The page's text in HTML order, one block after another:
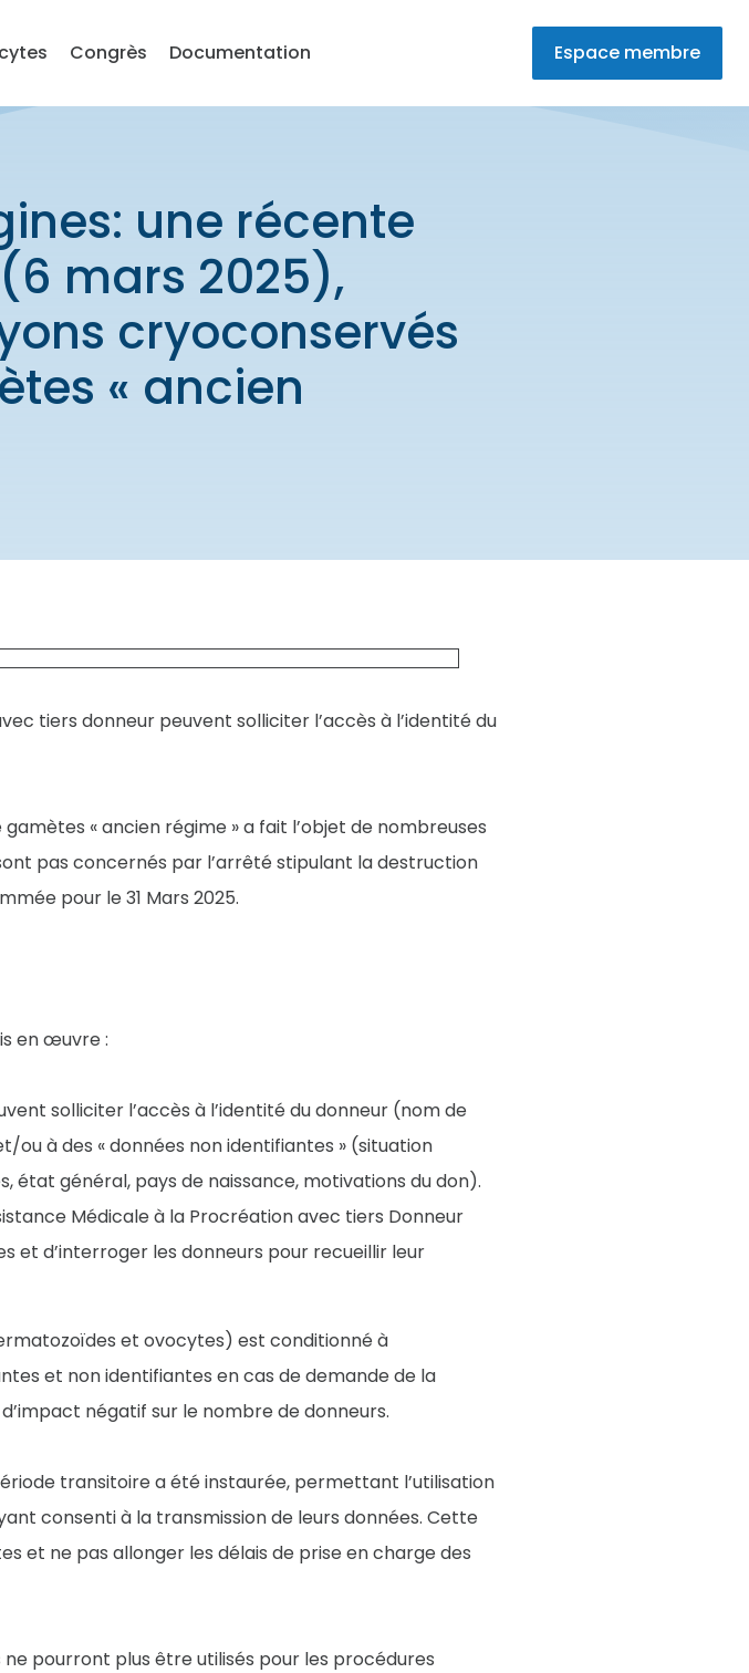
Congrès Documentation Espace membre
une récente
mars 2025),
cryoconservés
« ancien
tiers donneur peuvent solliciter l’accès à l’identité du
« ancien régime » a fait l’objet de nombreuses
pas concernés par l’arrêté stipulant la destruction
pour le 31 Mars 2025.
en œuvre :
solliciter l’accès à l’identité du donneur (nom de
ou à des « données non identifiantes » (situation
état général, pays de naissance, motivations du don).
Médicale à la Procréation avec tiers Donneur
et d’interroger les donneurs pour recueillir leur
et ovocytes) est conditionné à
et non identifiantes en cas de demande de la
négatif sur le nombre de donneurs.
transitoire a été instaurée, permettant l’utilisation
consenti à la transmission de leurs données. Cette
et ne pas allonger les délais de prise en charge des
ne pourront plus être utilisés pour les procédures